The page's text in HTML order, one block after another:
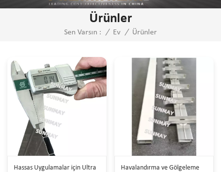
Ürünler
Sen Varsın : / Ev / Ürünler
Hassas Uygulamalar için Ultra
Havalandırma ve Gölgeleme